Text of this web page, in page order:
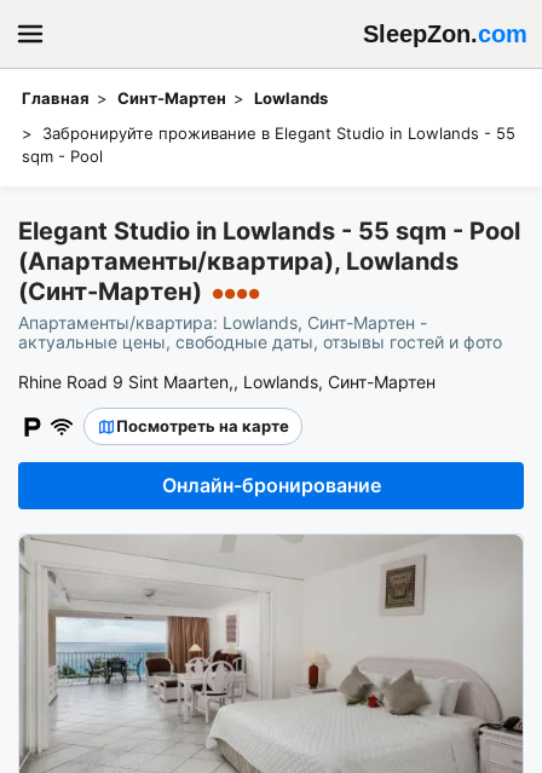
SleepZon.com
Главная Синт-Мартен
Lowlands
Забронируйте проживание в Elegant Studio in Lowlands - 55
sqm - Pool
Elegant Studio in Lowlands - 55 sqm - Pool
(Апартаменты/квартира), Lowlands
(Синт-Мартен)
●●●●
Апартаменты/квартира: Lowlands, Синт-Мартен -
актуальные цены, свободные даты, отзывы гостей и фото
Rhine Road 9 Sint Maarten,, Lowlands, Синт-Мартен
Посмотреть на карте
Онлайн-бронирование